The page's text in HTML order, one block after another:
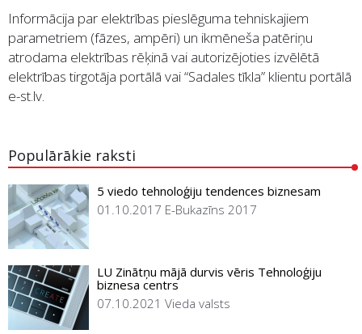
Informācija par elektrības pieslēguma tehniskajiem
parametriem (fāzes, ampēri) un ikmēneša patēriņu
atrodama elektrības rēķinā vai autorizējoties izvēlētā
elektrības tirgotāja portālā vai “Sadales tīkla” klientu portālā
e-st.lv.
Populārākie raksti
5 viedo tehnoloģiju tendences biznesam
01.10.2017 E-Bukazīns 2017
LU Zinātņu mājā durvis vēris Tehnoloģiju
biznesa centrs
07.10.2021 Vieda valsts